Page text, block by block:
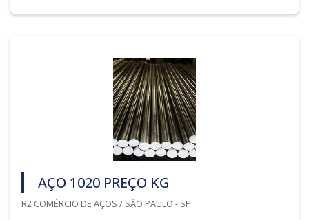
AÇO 1020 PREÇO KG
R2 COMÉRCIO DE AÇOS / SÃO PAULO - SP